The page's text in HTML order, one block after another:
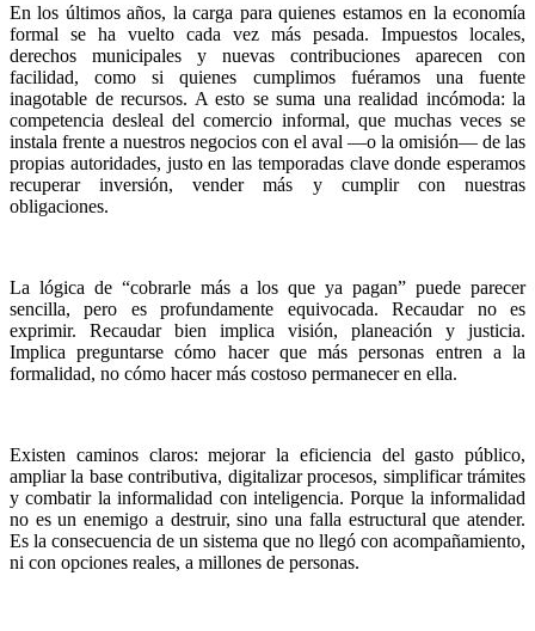
En los últimos años, la carga para quienes estamos en la economía
formal se ha vuelto cada vez más pesada. Impuestos locales,
derechos municipales y nuevas contribuciones aparecen con
facilidad, como si quienes cumplimos fuéramos una fuente
inagotable de recursos. A esto se suma una realidad incómoda: la
competencia desleal del comercio informal, que muchas veces se
instala frente a nuestros negocios con el aval —o la omisión— de las
propias autoridades, justo en las temporadas clave donde esperamos
recuperar inversión, vender más y cumplir con nuestras
obligaciones.
La lógica de “cobrarle más a los que ya pagan” puede parecer
sencilla, pero es profundamente equivocada. Recaudar no es
exprimir. Recaudar bien implica visión, planeación y justicia.
Implica preguntarse cómo hacer que más personas entren a la
formalidad, no cómo hacer más costoso permanecer en ella.
Existen caminos claros: mejorar la eficiencia del gasto público,
ampliar la base contributiva, digitalizar procesos, simplificar trámites
y combatir la informalidad con inteligencia. Porque la informalidad
no es un enemigo a destruir, sino una falla estructural que atender.
Es la consecuencia de un sistema que no llegó con acompañamiento,
ni con opciones reales, a millones de personas.